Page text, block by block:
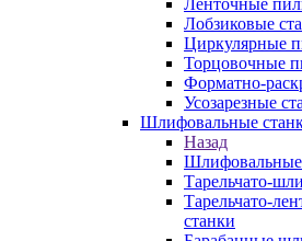
Ленточные
Лобзиковые
Циркулярные
Торцовочные
Форматно-
Усозарезные
Шлифовальные
Назад
Шлифовальные
Тарельчато-
Тарельчато-
станки